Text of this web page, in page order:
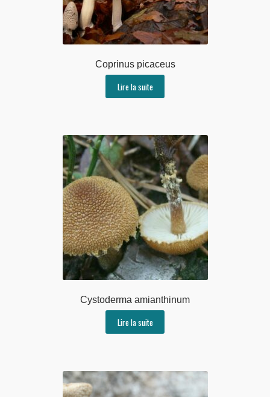
Coprinus picaceus
Lire la suite
Cystoderma amianthinum
Lire la suite